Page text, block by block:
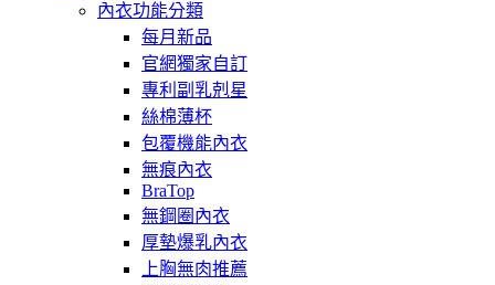
內衣功能分類
每月新品
官網獨家自訂
專利副乳剋星
絲棉薄杯
包覆機能內衣
無痕內衣
BraTop
無鋼圈內衣
厚墊爆乳內衣
上胸無肉推薦